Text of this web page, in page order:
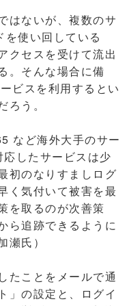
はないが、複数のサ
使い回している
クセスを受けて流出
。そんな場合に備
ビスを利用するとい
う。
など海外大手のサー
したサービスは少
初のなりすましログ
く気付いて被害を最
を取るのが次善策
ら追跡できるように
氏）
たことをメールで通
」の設定と、ログイ